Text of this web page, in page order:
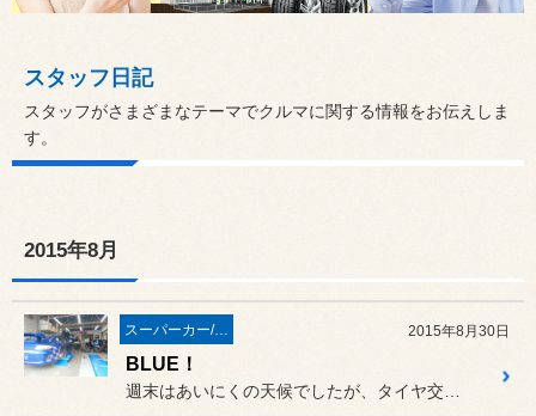
スタッフ日記
スタッフがさまざまなテーマでクルマに関する情報をお伝えしま
す。
2015年8月
スーパーカー/スーパースポーツ/ヴィンテージカー 2015年8月30日
BLUE！